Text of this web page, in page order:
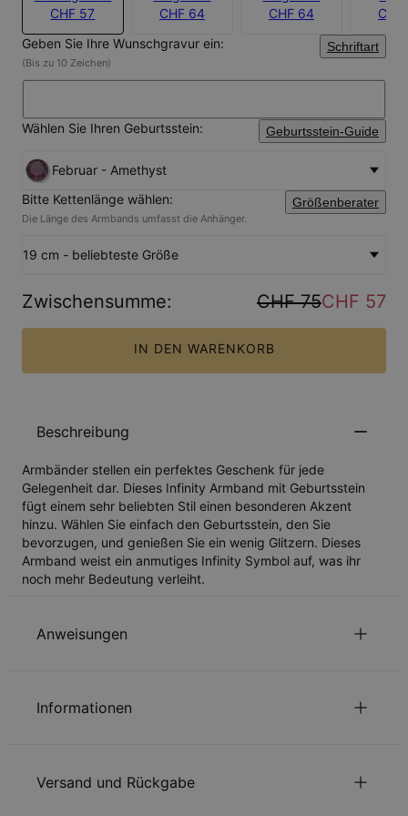
CHF 57
CHF 64
CHF 64
Geben Sie Ihre Wunschgravur ein:
Schriftart
(Bis zu 10 Zeichen)
Wählen Sie Ihren Geburtsstein: Geburtsstein-Guide
Februar - Amethyst
Bitte Kettenlänge wählen:
Größenberater
Die Länge des Armbands umfasst die Anhänger.
19 cm - beliebteste Größe
Zwischensumme: CHF 75CHF 57
IN DEN WARENKORB
Beschreibung
Armbänder stellen ein perfektes Geschenk für jede
Gelegenheit dar. Dieses Infinity Armband mit Geburtsstein
fügt einem sehr beliebten Stil einen besonderen Akzent
hinzu. Wählen Sie einfach den Geburtsstein, den Sie
bevorzugen, und genießen Sie ein wenig Glitzern. Dieses
Armband weist ein anmutiges Infinity Symbol auf, was ihr
noch mehr Bedeutung verleiht.
Anweisungen
Produktionsprozessen. Lesen Sie über die positiven
Nachhaltigkeitspraktiken
Informationen
Größenangaben
7.87mm x 25.4mm
Versand und Rückgabe